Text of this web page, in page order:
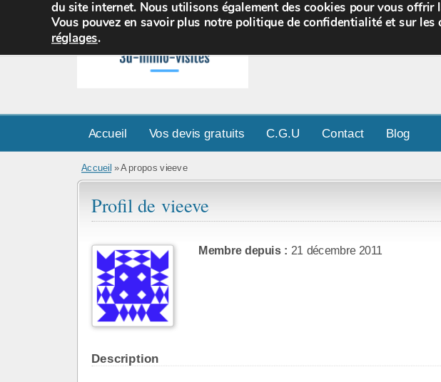
Accueil Vos devis gratuits C.G.U Contact Blog
Accueil »A propos vieeve
Profil de vieeve
Membre depuis : 21 décembre 2011
Description
du site internet. Nous utilisons également des cookies pour vous offrir
Vous pouvez en savoir plus notre politique de confidentialité et sur
réglages.